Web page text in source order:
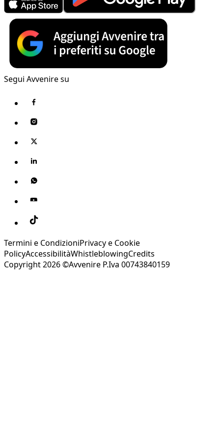
Segui Avvenire su
Termini e CondizioniPrivacy e Cookie
PolicyAccessibilitàWhistleblowingCredits
Copyright 2026 ©Avvenire P.Iva 00743840159